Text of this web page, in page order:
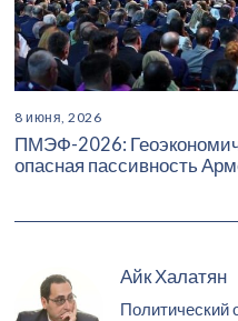
8 июня, 2026
ПМЭФ-2026:
опасная пассивность
Айк Халатян
Политический